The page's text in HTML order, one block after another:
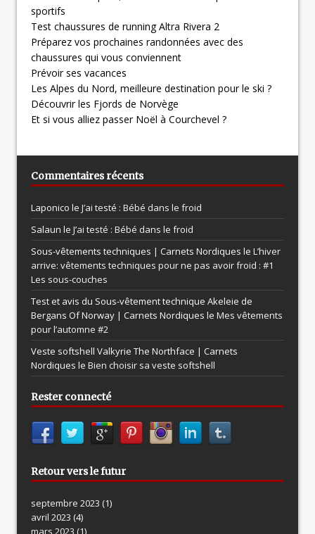
sportifs
Test chaussures de running Altra Rivera 2
Préparez vos prochaines randonnées avec des
chaussures qui vous conviennent
Prévoir ses vacances
Les Alpes du Nord, meilleure destination pour le ski ?
Découvrir les Fjords de Norvège
Et si vous alliez passer Noël à Courchevel ?
Commentaires récents
Laponico le J’ai testé : Bébé dans le froid
Salaun le J’ai testé : Bébé dans le froid
Sous-vêtements techniques | Carnets Nordiques le L’hiver
arrive: vêtements techniques pour ne pas avoir froid : #1
Les sous-couches
Test et avis du Sous-vêtement technique Akeleie de
Bergans Of Norway | Carnets Nordiques le Mes vêtements
pour l’automne #2
Veste softshell Valkyrie The Northface | Carnets
Nordiques le Bien choisir sa veste softshell
Rester connecté
Retour vers le futur
septembre 2023 (1)
avril 2023 (4)
mars 2023 (1)